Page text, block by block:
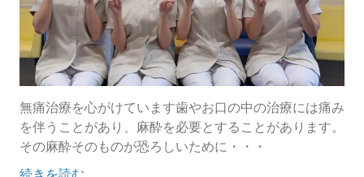
無痛治療を心がけています歯やお口の中の治療には痛み
を伴うことがあり、麻酔を必要とすることがあります。
その麻酔そのものが恐ろしいために・・・
続きを読む